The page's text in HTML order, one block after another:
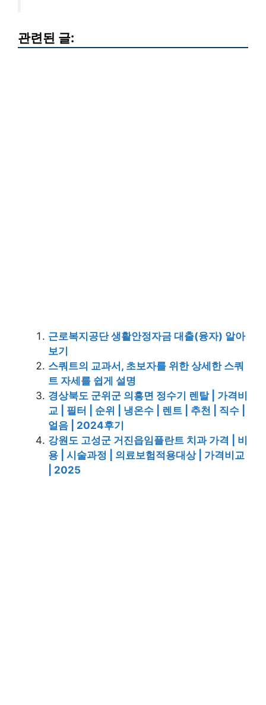
관련된 글:
근로복지공단 생활안정자금 대출(융자) 알아
보기
스쿼트의 교과서, 초보자를 위한 상세한 스쿼
트 자세를 쉽게 설명
경상북도 군위군 의흥면 정수기 렌탈 | 가격비
교 | 필터 | 순위 | 냉온수 | 렌트 | 추천 | 직수 |
얼음 | 2024후기
강원도 고성군 거진읍임플란트 치과 가격 | 비
용 | 시술과정 | 의료보험적용대상 | 가격비교
| 2025